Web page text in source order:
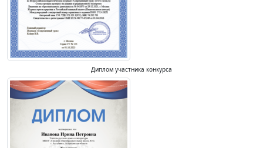
Диплом участника конкурса